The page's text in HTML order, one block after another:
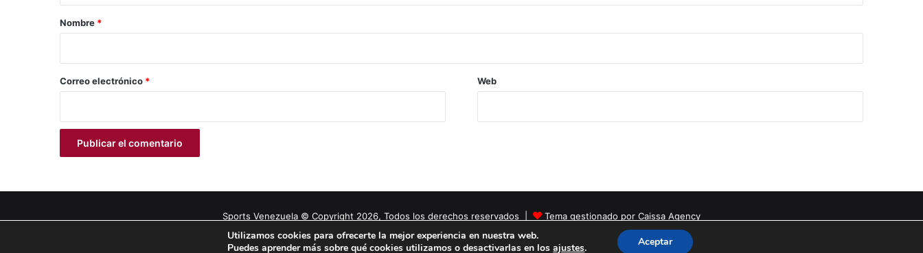
r
*
Nombre *
Correo electrónico * Web
Sports Venezuela © Copyright 2026, Todos los derechos reservados |
Tema gestionado por Caissa Agency
Facebook
X YouTube
Instagram
Utilizamos cookies para ofrecerte la mejor experiencia en nuestra web.
Puedes aprender más sobre qué cookies utilizamos o desactivarlas en losajustes. Aceptar